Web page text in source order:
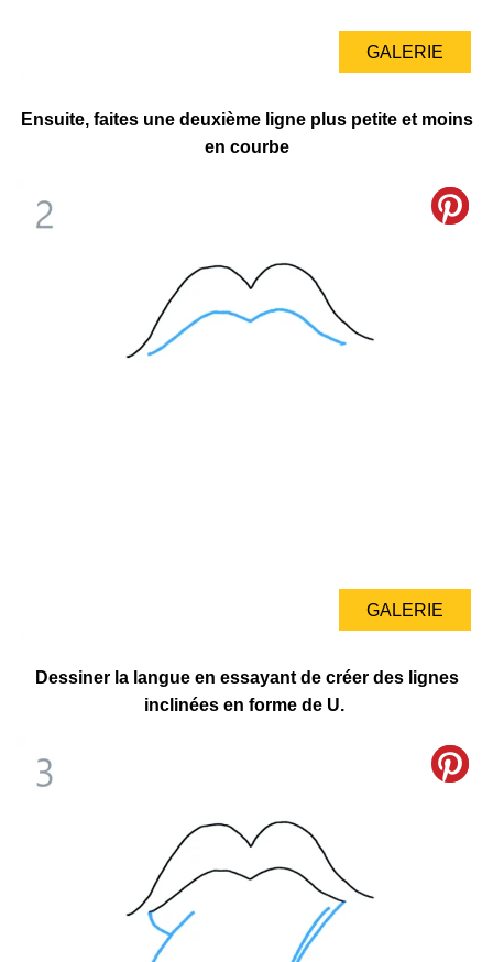
GALERIE
Ensuite, faites une deuxième ligne plus petite et moins
en courbe
GALERIE
Dessiner la langue en essayant de créer des lignes
inclinées en forme de U.